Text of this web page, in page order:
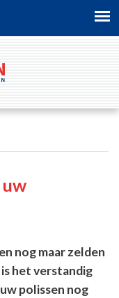
nog maar zelden
het verstandig
polissen nog